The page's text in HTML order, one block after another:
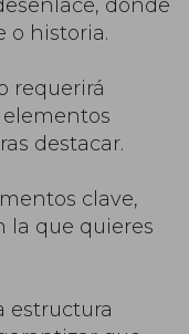
donde
o historia.
requerirá
destacar.
clave,
la que quieres
estructura